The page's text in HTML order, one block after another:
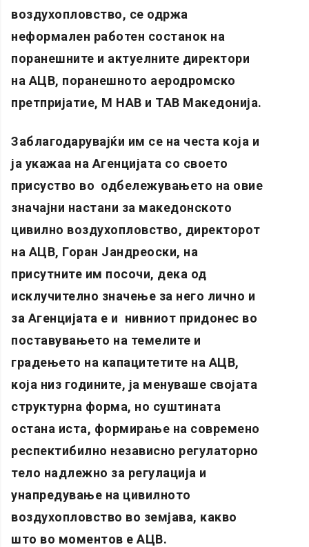
воздухопловство, се одржа
неформален работен состанок на
поранешните и актуелните директори
на АЦВ, поранешното аеродромско
претпријатие, М НАВ и ТАВ Македонија.
Заблагодарувајќи им се на честа која и
ја укажаа на Агенцијата со своето
присуство во одбележувањето на овие
значајни настани за македонското
цивилно воздухопловство, директорот
на АЦВ, Горан Јандреоски, на
присутните им посочи, дека од
исклучително значење за него лично и
за Агенцијата е и нивниот придонес во
поставувањето на темелите и
градењето на капацитетите на АЦВ,
која низ годините, ја менуваше својата
структурна форма, но суштината
остана иста, формирање на современо
респектибилно независно регулаторно
тело надлежно за регулација и
унапредување на цивилното
воздухопловство во земјава, какво
што во моментов е АЦВ.